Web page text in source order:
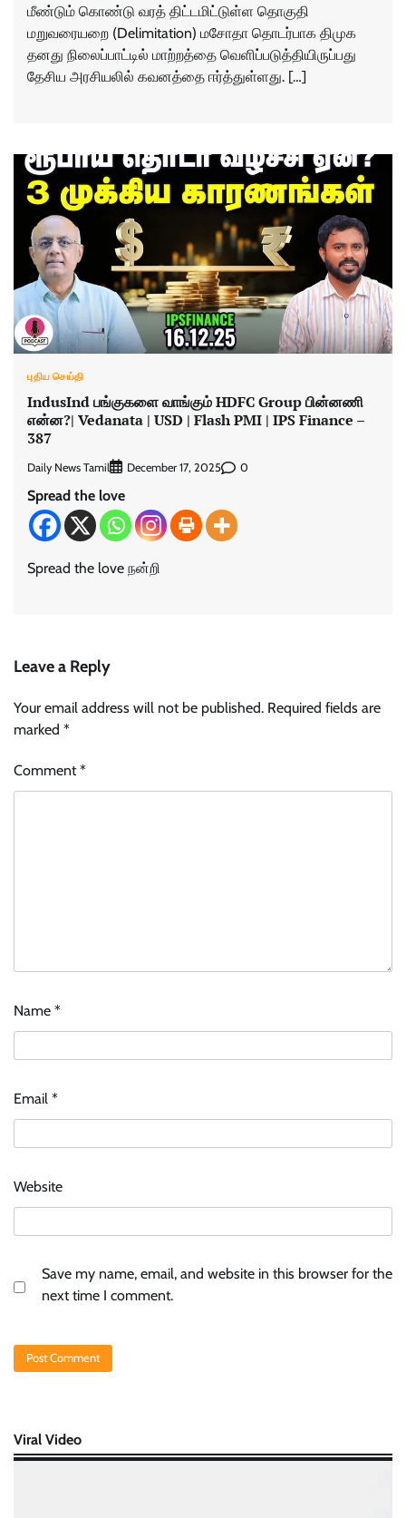
மீண்டும் கொண்டு வரத் திட்டமிட்டுள்ள தொகுதி
மறுவரையறை (Delimitation) மசோதா தொடர்பாக திமுக
தனது நிலைப்பாட்டில் மாற்றத்தை வெளிப்படுத்தியிருப்பது
தேசிய அரசியலில் கவனத்தை ஈர்த்துள்ளது. […]
புதிய செய்தி
IndusInd பங்குகளை வாங்கும் HDFC Group பின்னணி
என்ன?| Vedanata | USD | Flash PMI | IPS Finance –
387
Daily News Tamil December 17, 2025 0
Spread the love
Spread the love நன்றி
Leave a Reply
Your email address will not be published. Required fields are
marked *
Comment*
Name *
Email *
Website
Save my name, email, and website in this browser for the
next time I comment.
Viral Video